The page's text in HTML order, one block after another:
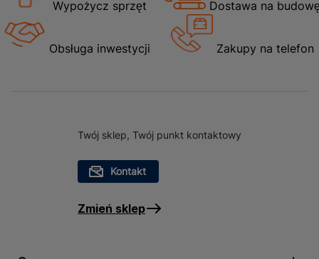
Wypożycz sprzęt Dostawa na
Obsługa inwestycji Zakupy na telefon
Twój sklep, Twój punkt kontaktowy
Kontakt
Zmień sklep